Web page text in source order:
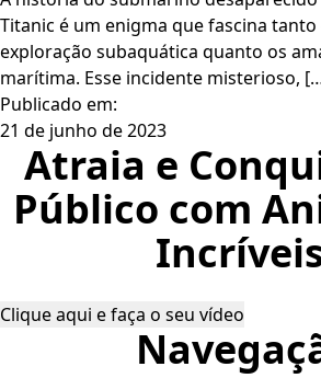
Titanic é um enigma que fascina
exploração subaquática quanto os
marítima. Esse incidente misterioso,
Publicado em:
21 de junho de 2023
Atraia e
Público com
Clique aqui e faça o seu vídeo